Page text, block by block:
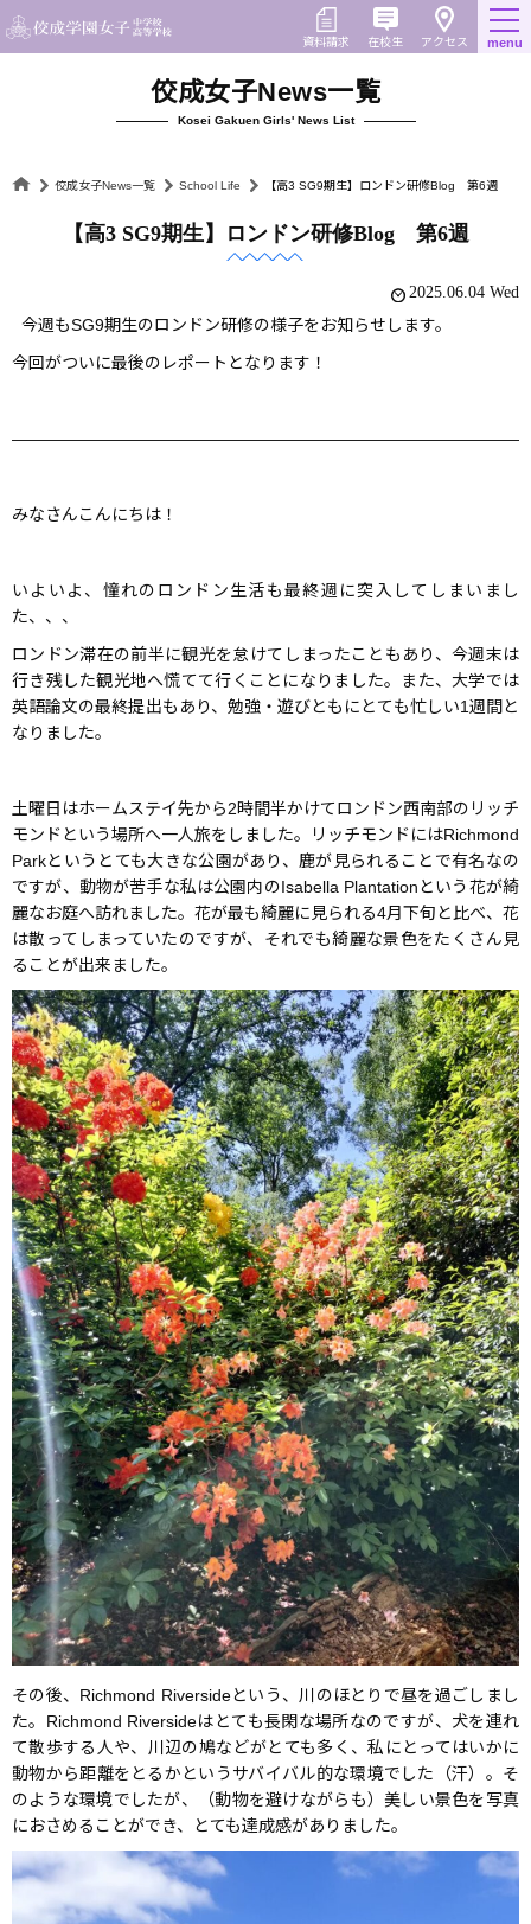
to
content
アクセス
在校生
資料請求 menu
佼成女子News一覧
Kosei Gakuen Girls' News List
佼成女子News一覧 School Life 【高3 SG9期生】ロンドン研修Blog 第6週
【高3 SG9期生】ロンドン研修Blog 第6週
2025.06.04 Wed
今週もSG9期生のロンドン研修の様子をお知らせします。
今回がついに最後のレポートとなります！
みなさんこんにちは！
いよいよ、憧れのロンドン生活も最終週に突入してしまいまし
た、、、
ロンドン滞在の前半に観光を怠けてしまったこともあり、今週末は
行き残した観光地へ慌てて行くことになりました。また、大学では
英語論文の最終提出もあり、勉強・遊びともにとても忙しい1週間と
なりました。
土曜日はホームステイ先から2時間半かけてロンドン西南部のリッチ
モンドという場所へ一人旅をしました。リッチモンドにはRichmond
Parkというとても大きな公園があり、鹿が見られることで有名なの
ですが、動物が苦手な私は公園内のIsabella Plantationという花が綺
麗なお庭へ訪れました。花が最も綺麗に見られる4月下旬と比べ、花
は散ってしまっていたのですが、それでも綺麗な景色をたくさん見
ることが出来ました。
その後、Richmond Riversideという、川のほとりで昼を過ごしまし
た。Richmond Riversideはとても長閑な場所なのですが、犬を連れ
て散歩する人や、川辺の鳩などがとても多く、私にとってはいかに
動物から距離をとるかというサバイバル的な環境でした（汗）。そ
のような環境でしたが、（動物を避けながらも）美しい景色を写真
におさめることができ、とても達成感がありました。